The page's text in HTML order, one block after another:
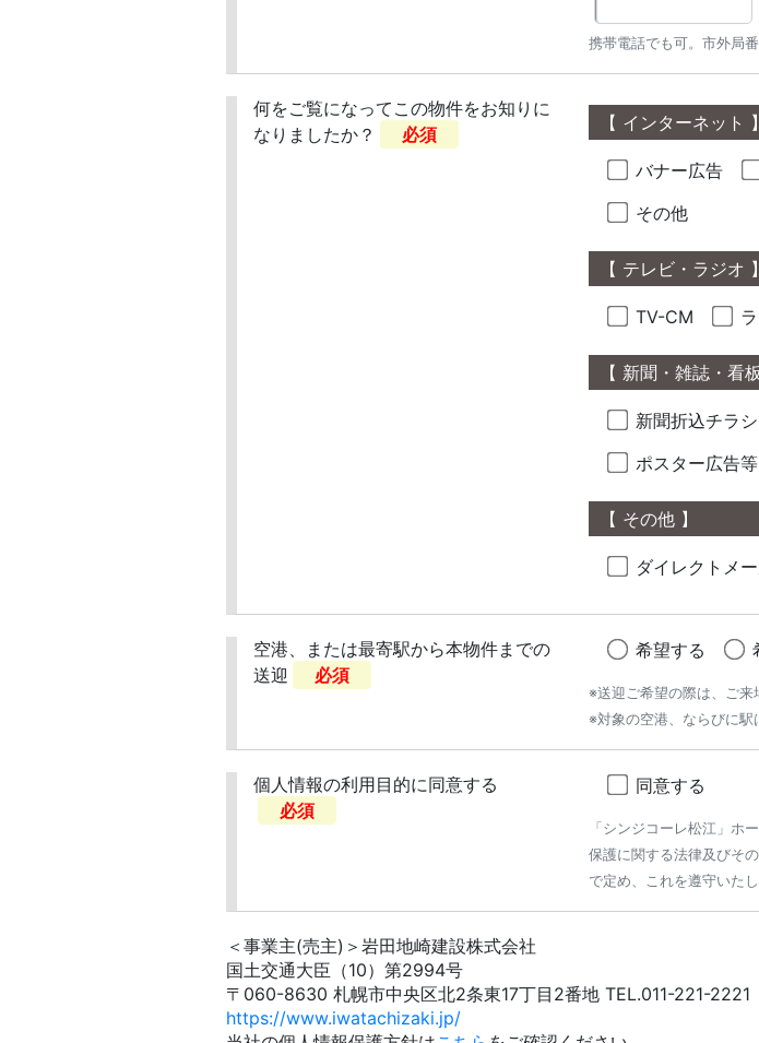
携帯電話でも可。市外局
何をご覧になってこの物件をお知りに
なりましたか？
必須
【 インターネット 】
バナー広告
その他
【 テレビ・ラジオ 】
TV-CM
【 新聞・雑誌・看
新聞折込チラシ
ポスター広告
【 その他 】
ダイレクトメ
空港、または最寄駅から本物件までの
送迎
必須
希望する
※送迎ご希望の際は、ご来
※対象の空港、ならびに駅
個人情報の利用目的に同意する
必須
同意する
「シンジコーレ松江」ホ
保護に関する法律及びそ
で定め、これを遵守いたし
＜事業主(売主)＞岩田地崎建設株式会社
国土交通大臣（10）第2994号
〒060-8630 札幌市中央区北2条東17丁目2番地 TEL.011-221-2221
https://www.iwatachizaki.jp/